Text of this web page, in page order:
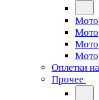
Оплетки
Прочее